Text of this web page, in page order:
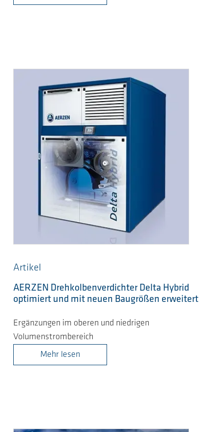
Artikel
AERZEN Drehkolbenverdichter Delta Hybrid
optimiert und mit neuen Baugrößen erweitert
Ergänzungen im oberen und niedrigen
Volumenstrombereich
Mehr lesen